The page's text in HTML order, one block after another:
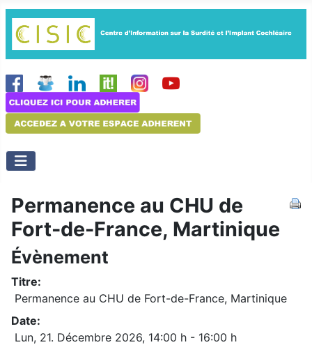
Permanence au CHU de
Fort-de-France, Martinique
Évènement
Titre:
Permanence au CHU de Fort-de-France, Martinique
Date:
Lun, 21. Décembre 2026, 14:00 h - 16:00 h